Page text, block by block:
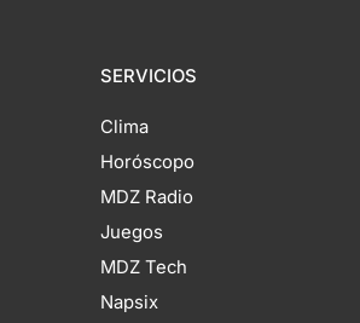
SERVICIOS
Clima
Horóscopo
MDZ Radio
Juegos
MDZ Tech
Napsix